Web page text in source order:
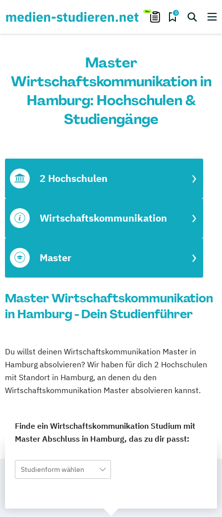
0
Master
Wirtschaftskommunikation in
Hamburg: Hochschulen &
Studiengänge
Master
Wirtschaftskommunikation
2 Hochschulen
Master Wirtschaftskommunikation
in Hamburg - Dein Studienführer
Du willst deinen Wirtschaftskommunikation Master in
Hamburg absolvieren? Wir haben für dich 2 Hochschulen
mit Standort in Hamburg, an denen du den
Wirtschaftskommunikation Master absolvieren kannst.
Finde ein Wirtschaftskommunikation Studium mit
Master Abschluss in Hamburg, das zu dir passt:
Studienform wählen